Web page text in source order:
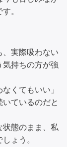
。
実際吸わない
気持ちの方が強
くてもいい」
ているのだと
状態のまま、私
ょう。